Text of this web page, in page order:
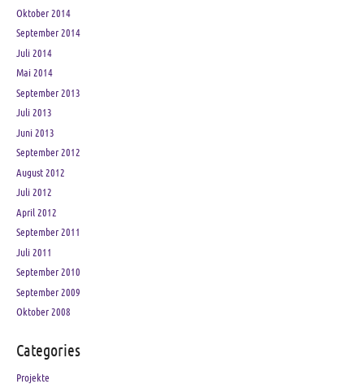
Oktober 2014
September 2014
Juli 2014
Mai 2014
September 2013
Juli 2013
Juni 2013
September 2012
August 2012
Juli 2012
April 2012
September 2011
Juli 2011
September 2010
September 2009
Oktober 2008
Categories
Projekte